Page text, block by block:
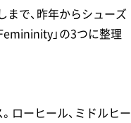
で、昨年からシューズ
」の3つに整理
ローヒール、ミドルヒー